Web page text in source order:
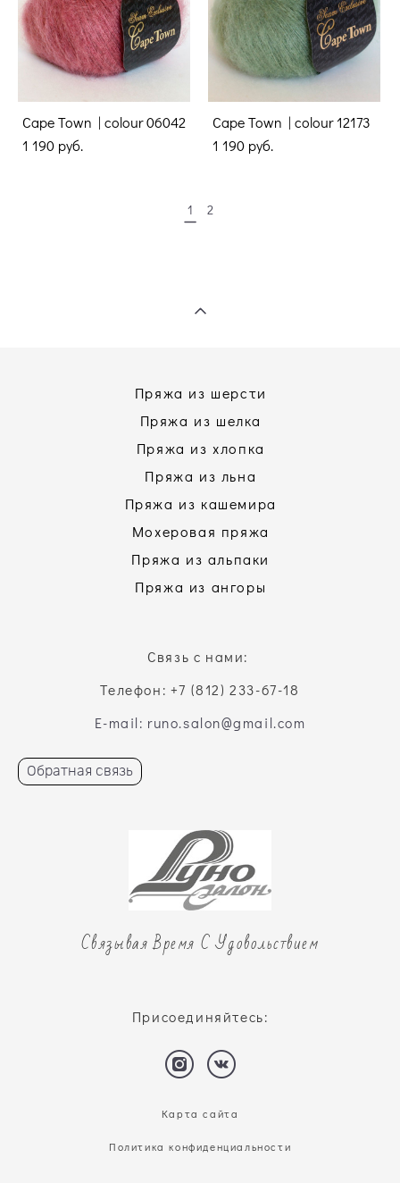
Cape Town | colour 06042
1 190 pуб.
Cape Town | colour 12173
1 190 pуб.
1 2
Пряжа из шерсти
Пряжа из шелка
Пряжа из хлопка
Пряжа из льна
Пряжа из кашемира
Мохеровая пряжа
Пряжа из альпаки
Пряжа из ангоры
Связь с нами:
Телефон: +7 (812) 233-67-18
E-mail: runo.salon@gmail.com
Обратная связь
Связывая Время С Удовольствием
Присоединяйтесь:
Карта сайта
Политика конфиденциальности